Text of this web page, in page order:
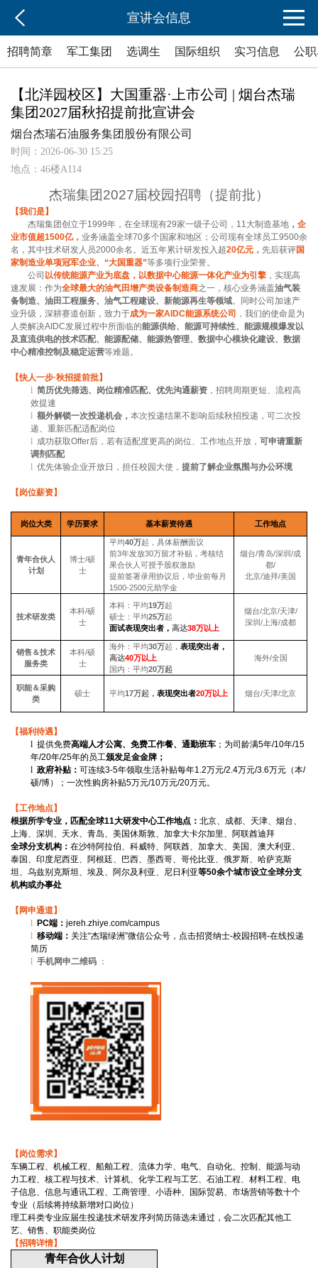
宣讲会信息
招聘简章 军工集团 选调生 国际组织 实习信息 公
【北洋园校区】大国重器·上市公司 | 烟台杰瑞
集团2027届秋招提前批宣讲会
烟台杰瑞石油服务集团股份有限公司
时间：2026-06-30 15:25
地点：46楼A114
杰瑞集团2027届校园招聘 （提前批）
【我们是】
杰瑞集团创立于1999年，在全球现有29家一级子公司，11大制造基地 ， 企
业市值超1500亿， 业务涵盖全球70多个国家和地区；公司现有全球员工9500余
名，其中技术研发人员2000余名。近五年累计研发投入超20亿元， 先后获评国
家制造业单项冠军企业、“大国重器”等多项行业荣誉。
公司 以传统能源产业为底盘，以数据中心能源一体化产业为引擎 ，实现高
速发展：作为全球最大的油气田增产类设备制造商之一，核心业务涵盖油气装
备制造、油田工程服务、油气工程建设、新能源再生等领域。同时公司加速产
业升级，深耕赛道创新，致力于成为一家AIDC能源系统公司 ， 我们的使命是为
人类解决AIDC发展过程中所面临的能源供给、能源可持续性、能源规模爆发以
及直流供电的技术匹配、能源配储、能源热管理、数据中心模块化建设、数据
中心精准控制及稳定运营等难题。
【快人一步·秋招提前批】
l 简历优先筛选、岗位精准匹配、优先沟通薪资 ，招聘周期更短、流程高
效提速
l 额外解锁一次投递机会， 本次投递结果不影响后续秋招投递，可二次投
递、重新匹配适配岗位
l 成功获取Offer后，若有适配度更高的岗位、工作地点开放， 可申请重新
调剂匹配
l 优先体验企业开放日，担任校园大使， 提前了解企业氛围与办公环境
【岗位薪资】
岗位大类 学历要求 基本薪资待遇 工作地点
青年合伙人
计划
博士/硕
士
平均40万起，具体薪酬面议
前3年发放30万留才补贴，考核结
果合伙人可授予股权激励
提前签署录用协议后，毕业前每月
1500-2500元助学金
烟台/青岛/深圳/成
都/
北京/迪拜/美国
技术研发类
本科/硕
士
本科：平均19万起
硕士：平均25万起
面试表现突出者， 高达38万以上
烟台/北京/天津/
深圳/上海/成都
销售＆技术
服务类
本科/硕
士
海外：平均30万起， 表现突出者，
高达40万以上
国内：平均20万起
海外/全国
职能＆采购
类
硕士 平均17万起， 表现突出者20万以上 烟台/天津/北京
【福利待遇】
l 提供免费高端人才公寓、免费工作餐、通勤班车 ；为司龄满5年/10年/15
年/20年/25年的员工颁发足金金牌；
l 政府补贴： 可连续3-5年领取生活补贴每年1.2万元/2.4万元/3.6万元（本/
硕/博）；一次性购房补贴5万元/10万元/20万元。
【工作地点】
根据所学专业，匹配全球11大研发中心工作地点： 北京、成都、天津、烟台、
上海、深圳、天水、青岛、美国休斯敦、加拿大卡尔加里、阿联酋迪拜
全球分支机构： 在沙特阿拉伯、科威特、阿联酋、加拿大、美国、澳大利亚、
泰国、印度尼西亚、阿根廷、巴西、墨西哥、哥伦比亚、俄罗斯、哈萨克斯
坦、乌兹别克斯坦、埃及、阿尔及利亚、尼日利亚等50余个城市设立全球分支
机构或办事处
【网申通道】
l PC端： jereh.zhiye.com/campus
l 移动端： 关注“杰瑞绿洲”微信公众号，点击招贤纳士-校园招聘-在线投递
简历
l 手机网申二维码 ：
【岗位需求】
车辆工程、机械工程、船舶工程、流体力学、电气、自动化、控制、能源与动
力工程、核工程与技术、计算机、化学工程与工艺、石油工程、材料工程、电
子信息、信息与通讯工程、工商管理、小语种、国际贸易、市场营销等数十个
专业（后续将持续新增对口岗位）
理工科类专业应届生投递技术研发序列简历筛选未通过，会二次匹配其他工
艺、销售、职能类岗位
【招聘详情】
青年合伙人计划